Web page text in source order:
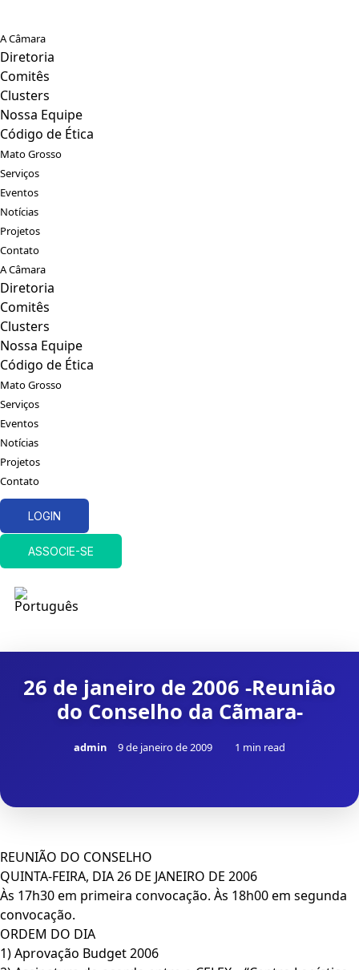
A Câmara
Diretoria
Comitês
Clusters
Nossa Equipe
Código de Ética
Mato Grosso
Serviços
Eventos
Notícias
Projetos
Contato
A Câmara
Diretoria
Comitês
Clusters
Nossa Equipe
Código de Ética
Mato Grosso
Serviços
Eventos
Notícias
Projetos
Contato
LOGIN
ASSOCIE-SE
26 de janeiro de 2006 -Reuniâo
do Conselho da Cãmara-
admin 9 de janeiro de 2009 1 min read
REUNIÃO DO CONSELHO
QUINTA-FEIRA, DIA 26 DE JANEIRO DE 2006
Às 17h30 em primeira convocação. Às 18h00 em segunda
convocação.
ORDEM DO DIA
1) Aprovação Budget 2006